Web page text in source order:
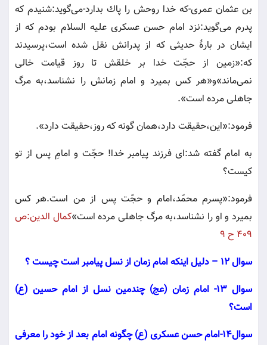
بن عثمان عمرى-كه خدا روحش را پاك بدارد-مى‌گويد:شنيدم كه
پدرم مى‌گويد:نزد امام حسن عسكرى عليه السلام بودم كه از
ايشان در بارۀ حديثى كه از پدرانش نقل شده است،پرسيدند
كه:«زمين از حجّت خدا بر خلقش تا روز قيامت خالى
نمى‌ماند»و«هر كس بميرد و امام زمانش را نشناسد،به مرگ
جاهلى مرده است».
فرمود:«اين،حقيقت دارد،همان گونه كه روز،حقيقت دارد».
به امام گفته شد:اى فرزند پيامبر خدا! حجّت و امامِ‌ پس از تو
كيست‌؟
فرمود:«پسرم محمّد،امام و حجّت پس از من است.هر كس
بميرد و او را نشناسد،به مرگ جاهلى مرده است»كمال الدين:ص
٤٠٩ ح ٩
سوال 12
– دلیل اینکه امام زمان از نسل پیامبر است چیست ؟
سوال 13- امام زمان (عج) چندمین نسل از امام حسین (ع)
است؟
سوال14-امام حسن عسکری (ع) چگونه امام بعد از خود را معرفی